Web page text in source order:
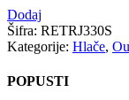
Dodaj
Šifra: RETRJ330S
Kategorije: Hlače,
POPUSTI